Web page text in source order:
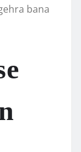
bana